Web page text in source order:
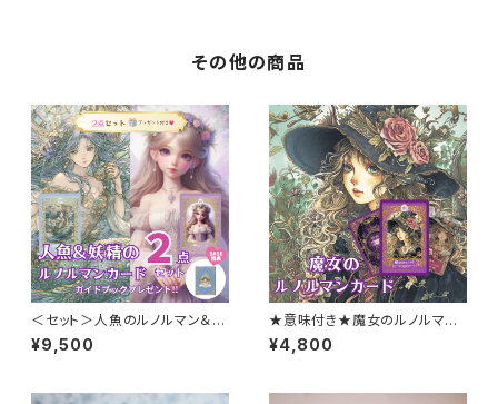
その他の商品
＜セット＞人魚のルノルマン＆妖
精のルノルマン ルノルマンカー
ド・2枚読みガイドブック付き！
¥9,500
★意味付き★魔女のルノルマン
カード 初心者 大人気 可愛い 奇
麗 美しい 優しい 紫色 小さめデ
¥4,800